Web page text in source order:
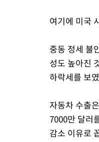
여기에 미국
중동 정세 불
성도 높아진
하락세를 보
자동차 수출
7000만 달러
감소 이유로